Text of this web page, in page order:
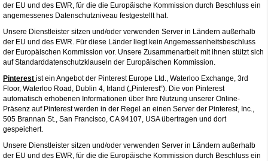
der EU und des EWR, für die die Europäische Kommission durch Beschluss ein
angemessenes Datenschutzniveau festgestellt hat.
Unsere Dienstleister sitzen und/oder verwenden Server in Ländern außerhalb
der EU und des EWR. Für diese Länder liegt kein Angemessenheitsbeschluss
der Europäischen Kommission vor. Unsere Zusammenarbeit mit ihnen stützt sich
auf Standarddatenschutzklauseln der Europäischen Kommission.
Pinterest ist ein Angebot der Pinterest Europe Ltd., Waterloo Exchange, 3rd
Floor, Waterloo Road, Dublin 4, Irland („Pinterest“). Die von Pinterest
automatisch erhobenen Informationen über Ihre Nutzung unserer Online-
Präsenz auf Pinterest werden in der Regel an einen Server der Pinterest, Inc.,
505 Brannan St., San Francisco, CA 94107, USA übertragen und dort
gespeichert.
Unsere Dienstleister sitzen und/oder verwenden Server in Ländern außerhalb
der EU und des EWR, für die die Europäische Kommission durch Beschluss ein